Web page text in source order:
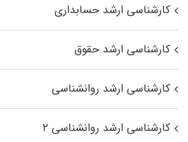
کارشناسی ارشد حسابداری
کارشناسی ارشد حقوق
کارشناسی ارشد روانشناسی
کارشناسی ارشد روانشناسی ۲